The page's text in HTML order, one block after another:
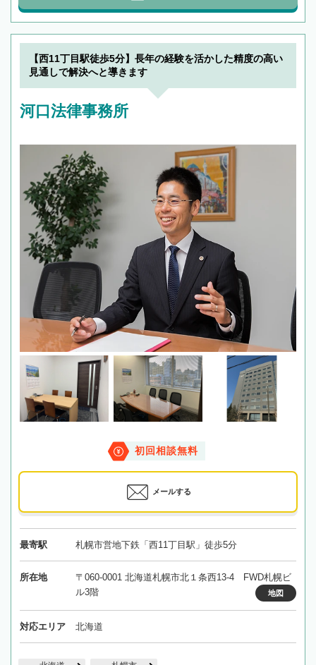
【西11丁目駅徒歩5分】長年の経験を活かした精度の高い
見通しで解決へと導きます
河口法律事務所
初回相談無料
メールする
最寄駅 札幌市営地下鉄「西11丁目駅」徒歩5分
所在地
〒060-0001 北海道札幌市北１条西13-4 FWD札幌ビ
ル3階
地図
対応エリア 北海道